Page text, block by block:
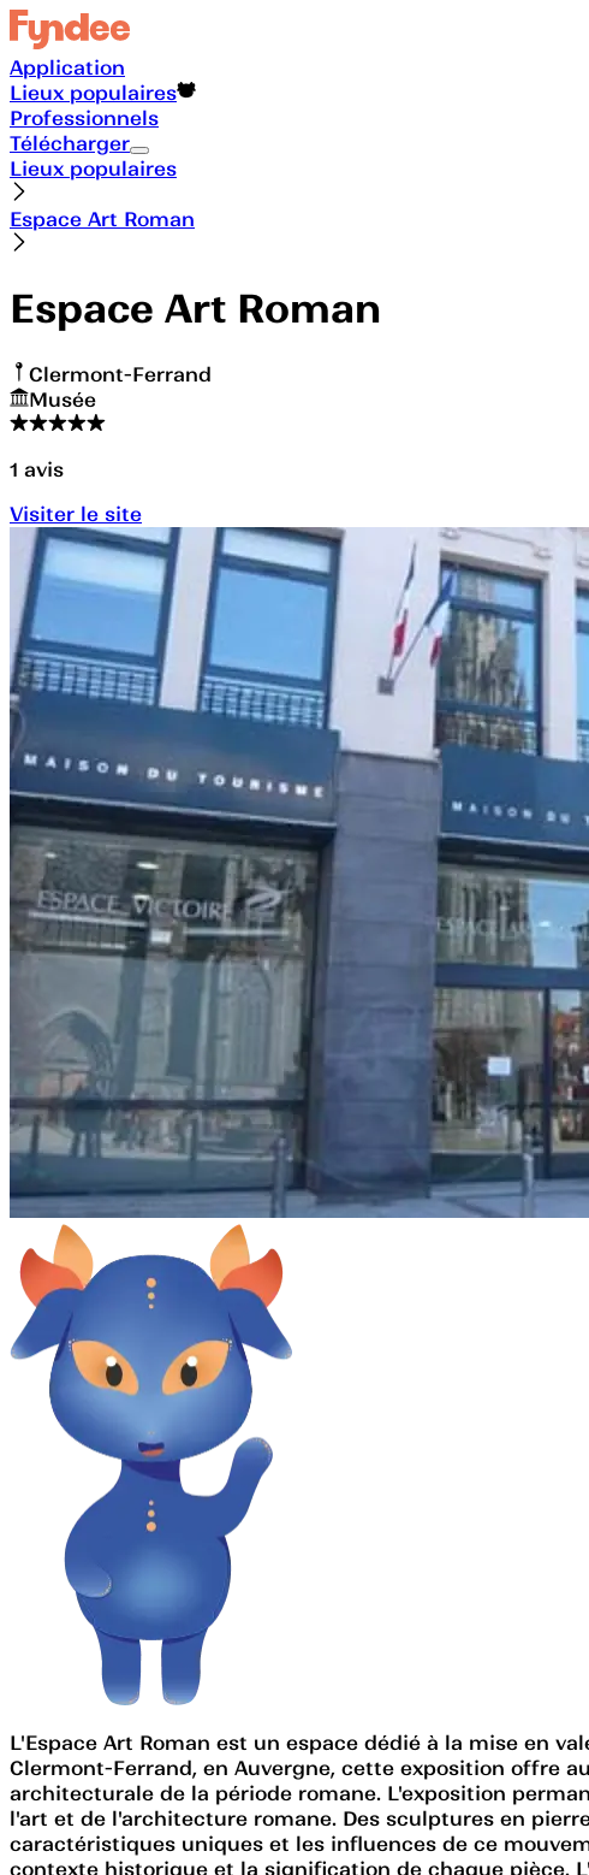
Application
Lieux populaires
Professionnels
Télécharger
Lieux populaires
Espace Art Roman
Espace Art Roman
Clermont-Ferrand
Musée
1 avis
Visiter le site
L'Espace Art Roman est un espace dédié à la mise en
Clermont-Ferrand, en Auvergne, cette exposition offre
architecturale de la période romane. L'exposition
l'art et de l'architecture romane. Des sculptures en
caractéristiques uniques et les influences de ce
contexte historique et la signification de chaque pièce.